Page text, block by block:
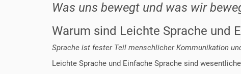
Was uns bewegt und was wir
Warum sind Leichte Sprache und
Sprache ist fester Teil menschlicher Kommunikation
Leichte Sprache und Einfache Sprache sind